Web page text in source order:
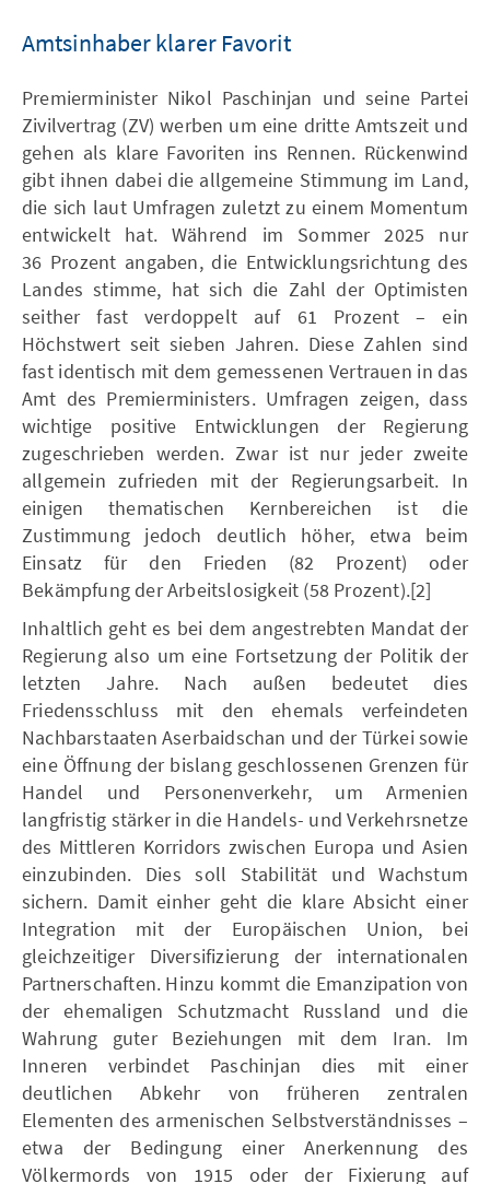
Amtsinhaber klarer Favorit
Premierminister Nikol Paschinjan und seine Partei
Zivilvertrag (ZV) werben um eine dritte Amtszeit und
gehen als klare Favoriten ins Rennen. Rückenwind
gibt ihnen dabei die allgemeine Stimmung im Land,
die sich laut Umfragen zuletzt zu einem Momentum
entwickelt hat. Während im Sommer 2025 nur
36 Prozent angaben, die Entwicklungsrichtung des
Landes stimme, hat sich die Zahl der Optimisten
seither fast verdoppelt auf 61 Prozent – ein
Höchstwert seit sieben Jahren. Diese Zahlen sind
fast identisch mit dem gemessenen Vertrauen in das
Amt des Premierministers. Umfragen zeigen, dass
wichtige positive Entwicklungen der Regierung
zugeschrieben werden. Zwar ist nur jeder zweite
allgemein zufrieden mit der Regierungsarbeit. In
einigen thematischen Kernbereichen ist die
Zustimmung jedoch deutlich höher, etwa beim
Einsatz für den Frieden (82 Prozent) oder
Bekämpfung der Arbeitslosigkeit (58 Prozent).[2]
Inhaltlich geht es bei dem angestrebten Mandat der
Regierung also um eine Fortsetzung der Politik der
letzten Jahre. Nach außen bedeutet dies
Friedensschluss mit den ehemals verfeindeten
Nachbarstaaten Aserbaidschan und der Türkei sowie
eine Öffnung der bislang geschlossenen Grenzen für
Handel und Personenverkehr, um Armenien
langfristig stärker in die Handels- und Verkehrsnetze
des Mittleren Korridors zwischen Europa und Asien
einzubinden. Dies soll Stabilität und Wachstum
sichern. Damit einher geht die klare Absicht einer
Integration mit der Europäischen Union, bei
gleichzeitiger Diversifizierung der internationalen
Partnerschaften. Hinzu kommt die Emanzipation von
der ehemaligen Schutzmacht Russland und die
Wahrung guter Beziehungen mit dem Iran. Im
Inneren verbindet Paschinjan dies mit einer
deutlichen Abkehr von früheren zentralen
Elementen des armenischen Selbstverständnisses –
etwa der Bedingung einer Anerkennung des
Völkermords von 1915 oder der Fixierung auf